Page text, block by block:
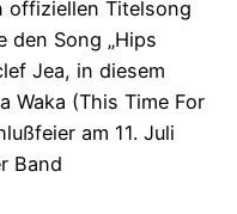
offiziellen Titelsong
den Song „Hips
Jea, in diesem
Waka (This Time For
am 11. Juli
Band